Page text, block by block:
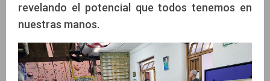
revelando el potencial que todos tenemos en
nuestras manos.